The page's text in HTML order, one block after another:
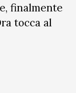
finalmente
tocca al